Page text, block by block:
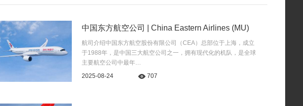
中国东方航空公司 | China Eastern Airlines (MU)
航司介绍中国东方航空股份有限公司（CEA）总部位于上海，成立
于1988年，是中国三大航空公司之一，拥有现代化的机队，是全球
主要航空公司中最年…
2025-08-24
707